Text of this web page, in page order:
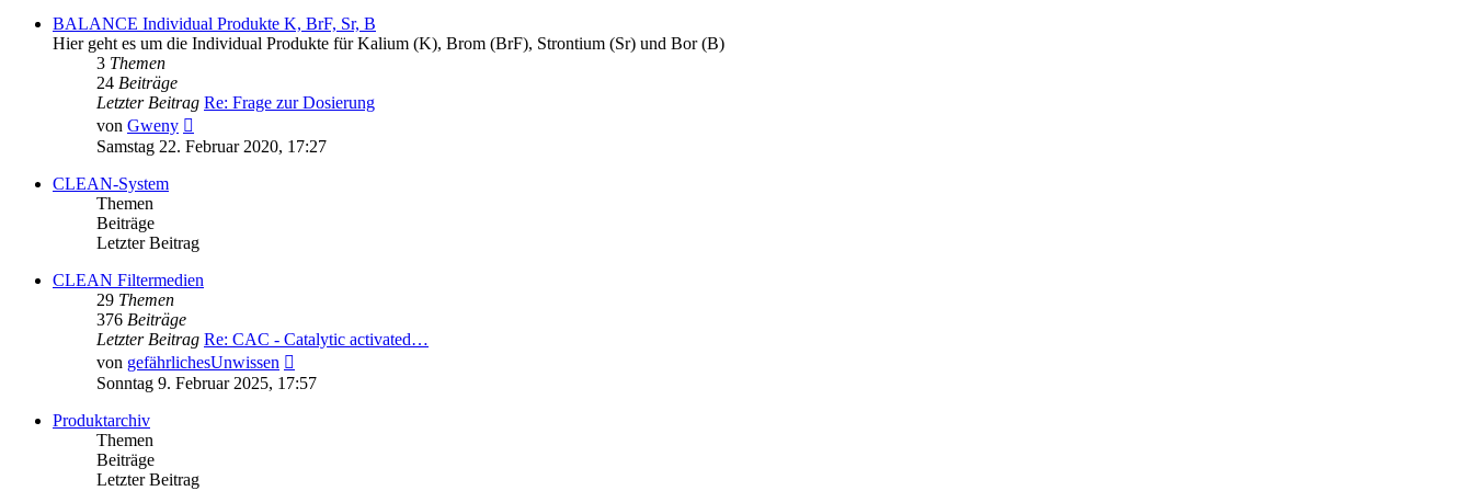
BALANCE Individual Produkte K, BrF, Sr, B
Hier geht es um die Individual Produkte für Kalium (K), Brom (BrF), Strontium (Sr) und Bor (B)
3 Themen
24 Beiträge
Letzter Beitrag Re: Frage zur Dosierung
von Gweny
Beitrag
Samstag 22. Februar 2020, 17:27
CLEAN-System
Themen
Beiträge
Letzter Beitrag
CLEAN Filtermedien
29 Themen
376 Beiträge
Letzter Beitrag Re: CAC - Catalytic activated…
von gefährlichesUnwissen
Beitrag
Sonntag 9. Februar 2025, 17:57
Produktarchiv
Themen
Beiträge
Letzter Beitrag